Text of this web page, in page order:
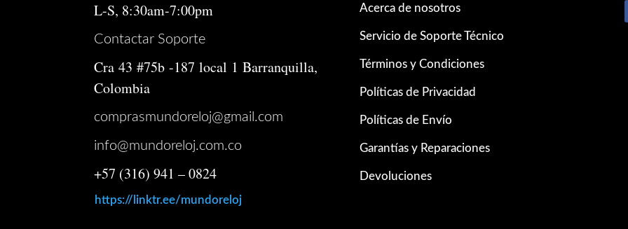
L-S, 8:30am-7:00pm
Contactar Soporte
Cra 43 #75b -187 local 1 Barranquilla,
Colombia
comprasmundoreloj@gmail.com
info@mundoreloj.com.co
+57 (316) 941 – 0824
https://linktr.ee/mundoreloj
Acerca de nosotros
Servicio de Soporte Técnico
Términos y Condiciones
Políticas de Privacidad
Políticas de Envío
Garantías y Reparaciones
Devoluciones